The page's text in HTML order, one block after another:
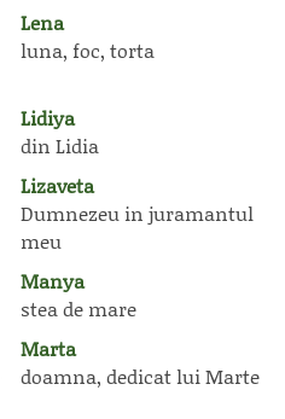
Lena
luna, foc, torta
Lidiya
din Lidia
Lizaveta
Dumnezeu in juramantul
meu
Manya
stea de mare
Marta
doamna, dedicat lui Marte